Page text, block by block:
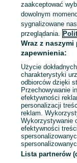
935631213
zaakceptować
dowolnym
sygnalizowane
przeglądania.
Wraz z
zapewnienia:
Użycie
charakterystyki
odbiorców dzięki
Przechowywanie
efektywności
personalizacji
reklam.
Wykorzystywanie
efektywności
Lista partnerów